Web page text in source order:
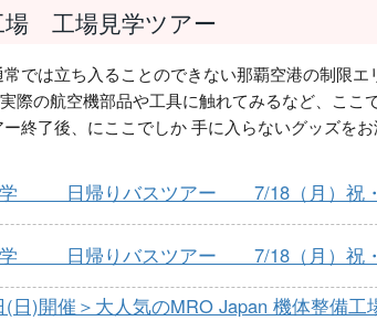
場 工場見学ツアー
常では立ち入ることのできない那覇空港の制限
際の航空機部品や工具に触れてみるなど、こ
終了後、にここでしか 手に入らないグッズを
学 日帰りバスツアー 7/18（月）祝
学 日帰りバスツアー 7/18（月）祝
日)開催＞大人気のMRO Japan 機体整備工